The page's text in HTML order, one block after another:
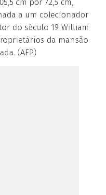
cm por 72,5 cm,
a um colecionador
do século 19 William
da mansão
(AFP)